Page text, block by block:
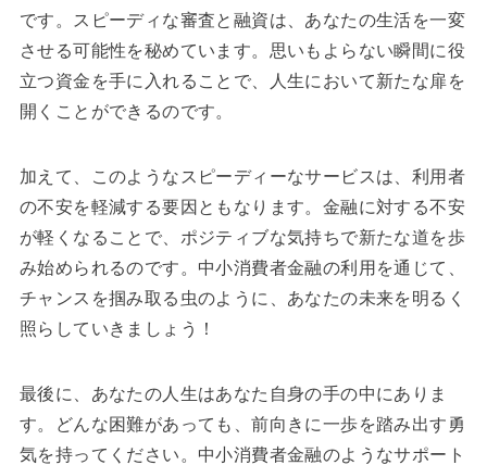
です。スピーディな審査と融資は、あなたの生活を一変
させる可能性を秘めています。思いもよらない瞬間に役
立つ資金を手に入れることで、人生において新たな扉を
開くことができるのです。
加えて、このようなスピーディーなサービスは、利用者
の不安を軽減する要因ともなります。金融に対する不安
が軽くなることで、ポジティブな気持ちで新たな道を歩
み始められるのです。中小消費者金融の利用を通じて、
チャンスを掴み取る虫のように、あなたの未来を明るく
照らしていきましょう！
最後に、あなたの人生はあなた自身の手の中にありま
す。どんな困難があっても、前向きに一歩を踏み出す勇
気を持ってください。中小消費者金融のようなサポート